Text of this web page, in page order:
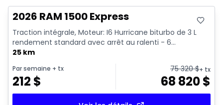
2026 RAM 1500 Express
Traction intégrale, Moteur: I6 Hurricane biturbo de 3 L
rendement standard avec arrêt au ralenti - 6...
25 km
Par semaine + tx
212 $
75 320$+ tx
68 820$